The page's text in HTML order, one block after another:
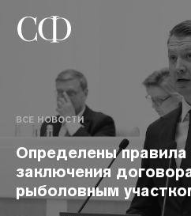
ВСЕ НОВОСТИ
Определены правила
заключения
рыболовным